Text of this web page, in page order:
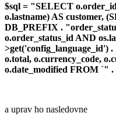
$sql = "SELECT
o.lastname) AS customer,
DB_PREFIX .
o.order_status_id AND
>get('config_language_id')
o.total, o.currency_code,
o.date_modified FROM `"
a uprav ho nasledovne